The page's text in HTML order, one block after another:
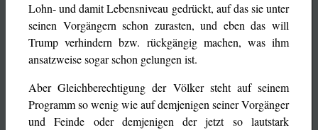
Lohn- und damit Lebensniveau gedrückt, auf das sie unter
seinen Vorgängern schon zurasten, und eben das will
Trump verhindern bzw. rückgängig machen, was ihm
ansatzweise sogar schon gelungen ist.
Aber Gleichberechtigung der Völker steht auf seinem
Programm so wenig wie auf demjenigen seiner Vorgänger
und Feinde oder demjenigen der jetzt so lautstark